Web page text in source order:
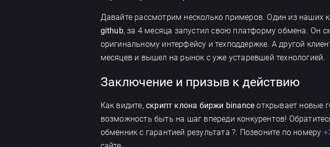
Давайте рассмотрим несколько примеров. Один из наших
github, за 4 месяца запустил свою платформу обмена. Он
оригинальному интерфейсу и техподдержке. А другой
месяцев и вышел на рынок с уже устаревшей технологией.
Заключение и призыв к действию
Как видите, скрипт клона биржи binance открывает новые
возможность быть на шаг впереди конкурентов!
обменник с гарантией результата ?. Позвоните по номеру